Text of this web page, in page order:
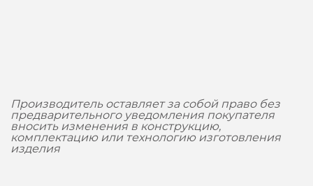
Производитель оставляет за собой право без
предварительного уведомления покупателя
вносить изменения в конструкцию,
комплектацию или технологию изготовления
изделия